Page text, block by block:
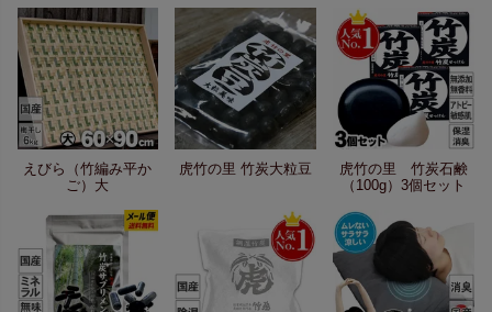
えびら（竹編み平か
ご）大
虎竹の里 竹炭大粒豆
虎竹の里 竹炭石鹸
（100g）3個セット